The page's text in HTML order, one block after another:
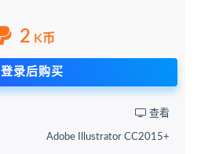
2 K币
登录后购买
查看
Adobe Illustrator CC2015+